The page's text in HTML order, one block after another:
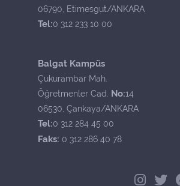
06790, Etimesgut/ANKARA
Tel:0 312 233 10 00
Balgat Kampüs
Çukurambar Mah.
Öğretmenler Cad. No:14
06530, Çankaya/ANKARA
Tel:0 312 284 45 00
Faks: 0 312 286 40 78